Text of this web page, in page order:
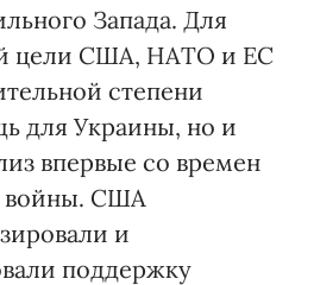
Запада. Для
цели США, НАТО и ЕС
степени
для Украины, но и
впервые со времен
войны. США
и
поддержку